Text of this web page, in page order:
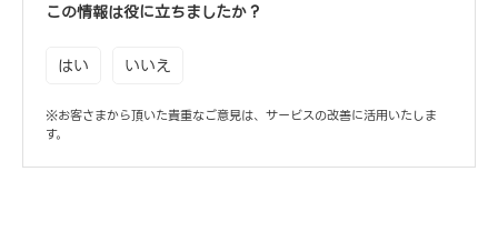
この情報は役に立ちましたか？
はい いいえ
※お客さまから頂いた貴重なご意見は、サービスの改善に活用いたしま
す。